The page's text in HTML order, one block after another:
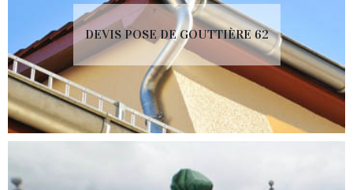
DEVIS POSE DE GOUTTIÈRE 62